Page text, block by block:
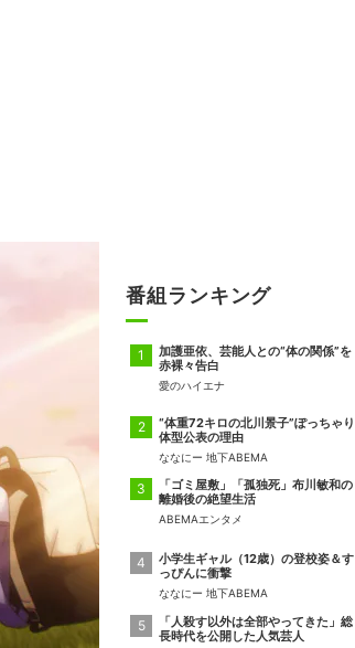
番組ランキング
加護亜依、芸能人との“体の関係”を
赤裸々告白
愛のハイエナ
“体重72キロの北川景子”ぽっちゃり
体型公表の理由
ななにー 地下ABEMA
「ゴミ屋敷」「孤独死」布川敏和の
離婚後の絶望生活
ABEMAエンタメ
小学生ギャル（12歳）の登校姿＆す
っぴんに衝撃
ななにー 地下ABEMA
「人殺す以外は全部やってきた」総
長時代を公開した人気芸人